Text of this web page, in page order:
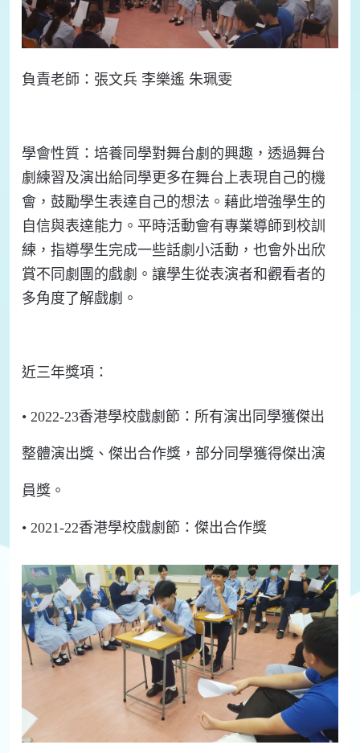
負責老師： 張文兵 李樂遙 朱珮雯
學會性質： 培養同學對舞台劇的興趣，透過舞台
劇練習及演出給同學更多在舞台上表現自己的機
會， 鼓勵學生表達自己的想法。藉此增強學生的
自信與表達能力。平時活動會有專業導師到校訓
練，指導學生完成一些話劇小活動 ，也會外出欣
賞不同劇團的戲劇。讓學生從表演者和觀看者的
多角度了解戲劇。
近三年獎項：
• 2022-23香港學校戲劇節：所有演出同學獲傑出
整體演出獎 、 傑出合作獎，部分同學獲得傑出演
員獎。
• 2021-22香港學校戲劇節： 傑出合作獎